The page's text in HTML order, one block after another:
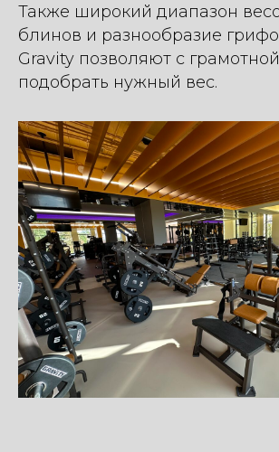
Также широкий диапазон
блинов и разнообразие
Gravity позволяют с
подобрать нужный вес.